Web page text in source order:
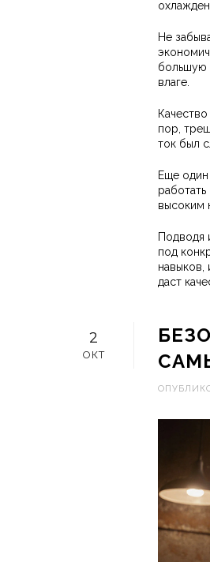
Не
большую
влаге.
пор,
ток был
Еще
высоким
Подводя
под
навыков,
даст
2
ОКТ